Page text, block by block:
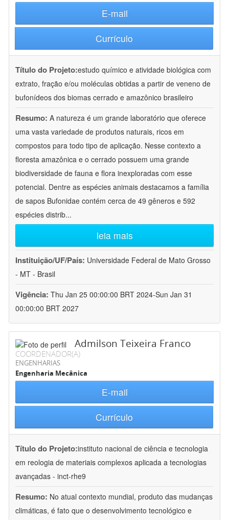
E-mail
Currículo
Título do Projeto:estudo químico e atividade biológica com
extrato, fração e/ou moléculas obtidas a partir de veneno de
bufonídeos dos biomas cerrado e amazônico brasileiro
Resumo: A natureza é um grande laboratório que oferece
uma vasta variedade de produtos naturais, ricos em
compostos para todo tipo de aplicação. Nesse contexto a
floresta amazônica e o cerrado possuem uma grande
biodiversidade de fauna e flora inexploradas com esse
potencial. Dentre as espécies animais destacamos a família
de sapos Bufonidae contém cerca de 49 gêneros e 592
espécies distrib...
leia mais
Instituição/UF/País: Universidade Federal de Mato Grosso
- MT - Brasil
Vigência: Thu Jan 25 00:00:00 BRT 2024-Sun Jan 31
00:00:00 BRT 2027
Admilson Teixeira Franco
COORDENADOR(A)
ENGENHARIAS
Engenharia Mecânica
E-mail
Currículo
Título do Projeto:instituto nacional de ciência e tecnologia
em reologia de materiais complexos aplicada a tecnologias
avançadas - inct-rhe9
Resumo: No atual contexto mundial, produto das mudanças
climáticas, é fato que o desenvolvimento tecnológico e